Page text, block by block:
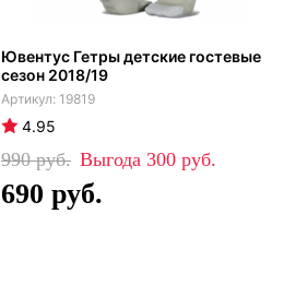
Ювентус Гетры детские гостевые
сезон 2018/19
19819
4.95
990 300
690